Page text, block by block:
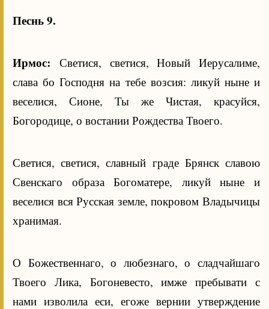
Песнь 9.
Ирмос: Светися, светися, Новый Иерусалиме,
слава бо Господня на тебе возсия: ликуй ныне и
веселися, Сионе, Ты же Чистая, красуйся,
Богородице, о востании Рождества Твоего.
Светися, светися, славный граде Брянск славою
Свенскаго образа Богоматере, ликуй ныне и
веселися вся Русская земле, покровом Владычицы
хранимая.
О Божественнаго, о любезнаго, о сладчайшаго
Твоего Лика, Богоневесто, имже пребывати с
нами изволила еси, егоже вернии утверждение